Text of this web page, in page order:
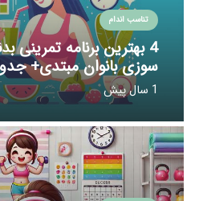
تناسب اندام
4 بهترین برنامه تمرینی
سوزی بانوان مبتدی+
1 سال پیش